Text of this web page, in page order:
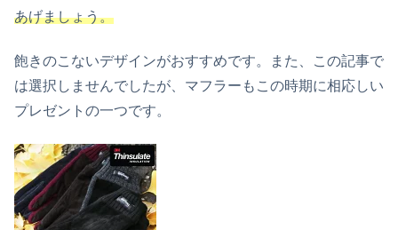
あげましょう。
飽きのこないデザインがおすすめです。また、この記事で
は選択しませんでしたが、マフラーもこの時期に相応しい
プレゼントの一つです。